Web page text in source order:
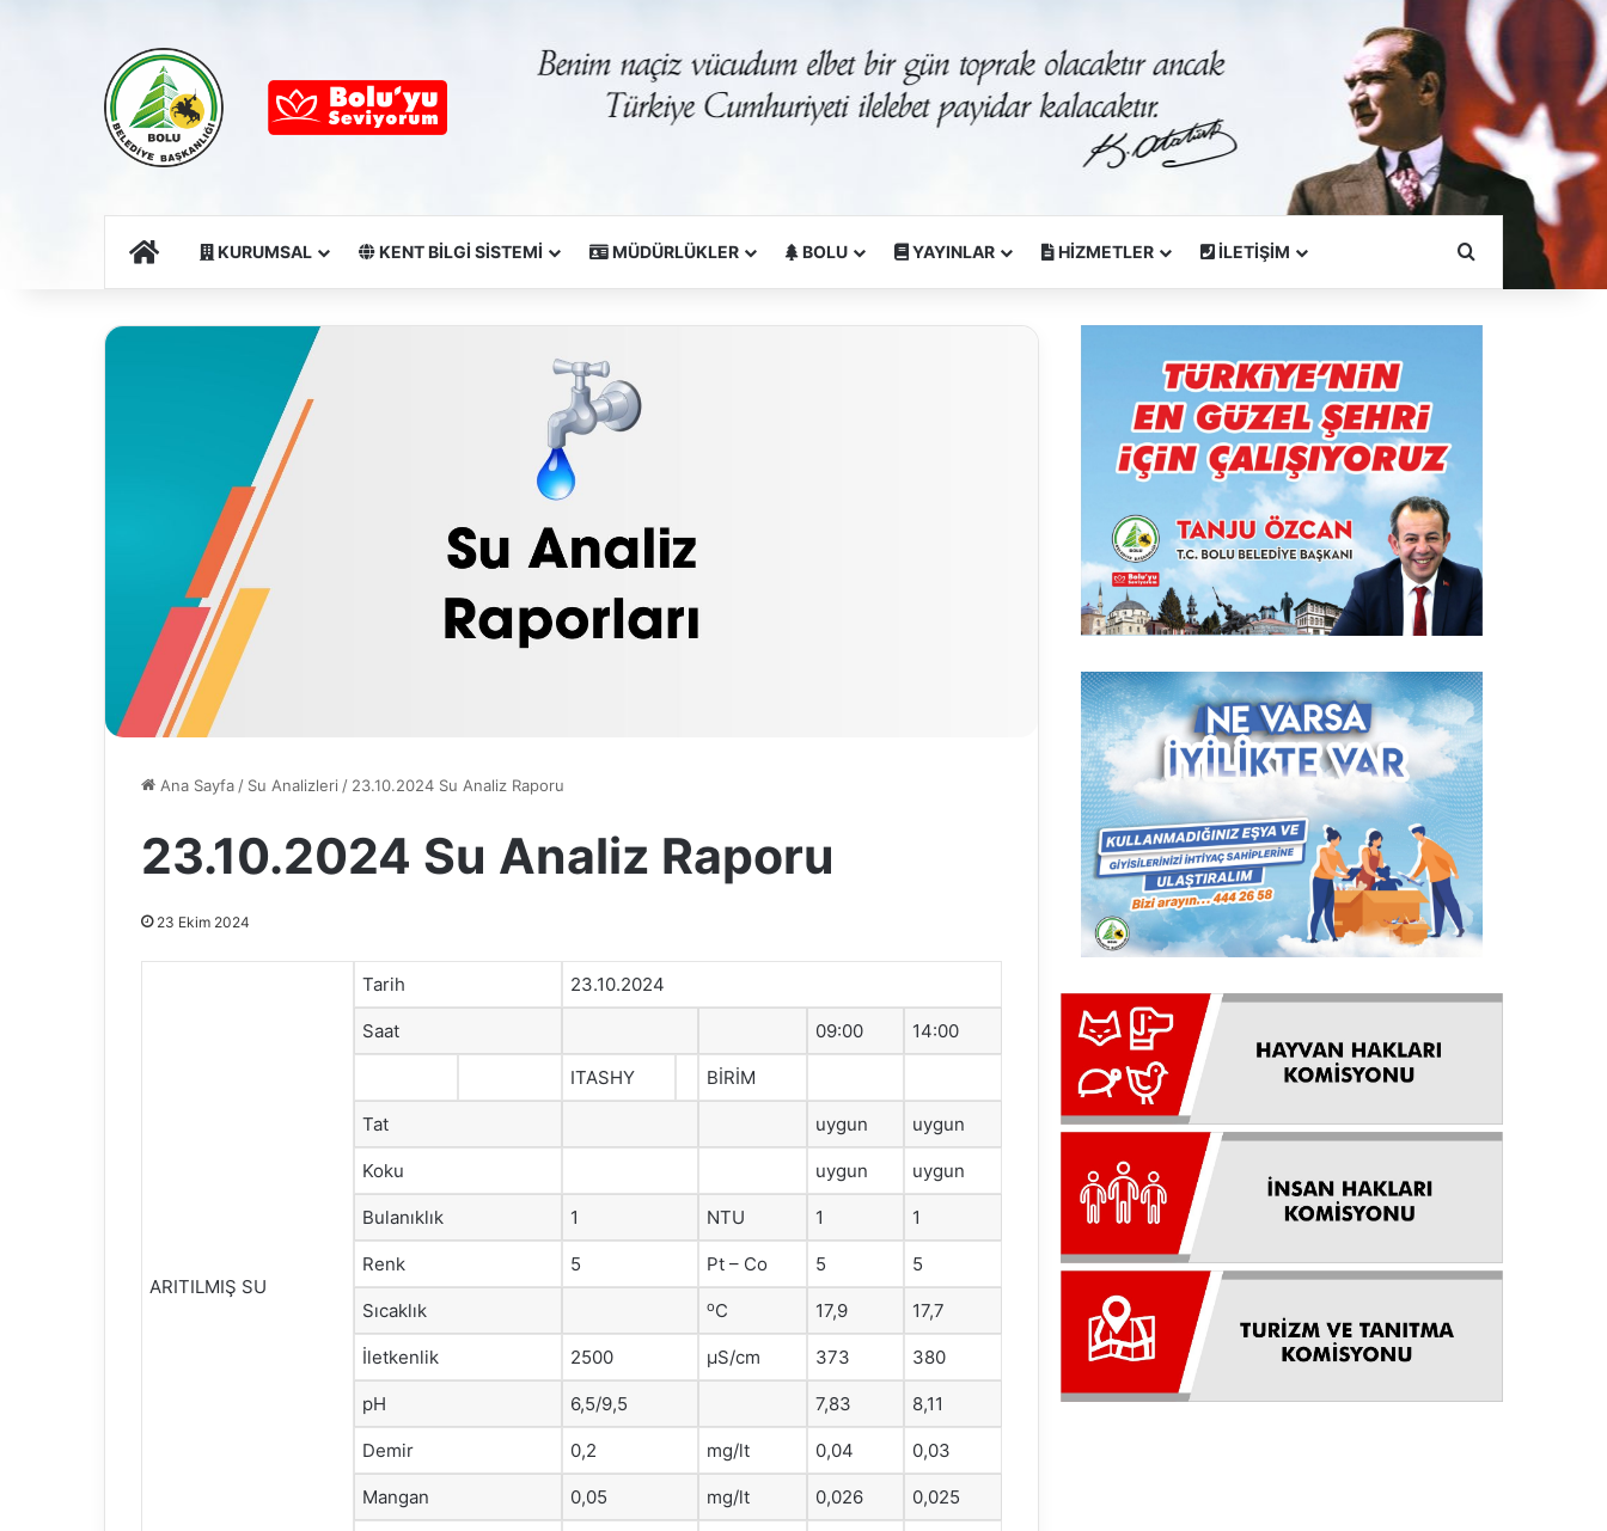
Ana SayfaKURUMSAL KENT BİLGİ SİSTEMİ MÜDÜRLÜKLER BOLU YAYINLAR HİZMETLER İLETİŞİM Arama Yapın
Ana Sayfa/ Su Analizleri / 23.10.2024 Su Analiz Raporu
23.10.2024 Su Analiz Raporu
23 Ekim 2024
ARITILMIŞ SU
Tarih 23.10.2024
Saat 09:00 14:00
ITASHY BİRİM
Tat uygun uygun
Koku uygun uygun
Bulanıklık 1 NTU 1 1
Renk 5 Pt – Co 5 5
Sıcaklık oC 17,9 17,7
İletkenlik 2500 μS/cm 373 380
pH 6,5/9,5 7,83 8,11
Demir 0,2 mg/lt 0,04 0,03
Mangan 0,05 mg/lt 0,026 0,025